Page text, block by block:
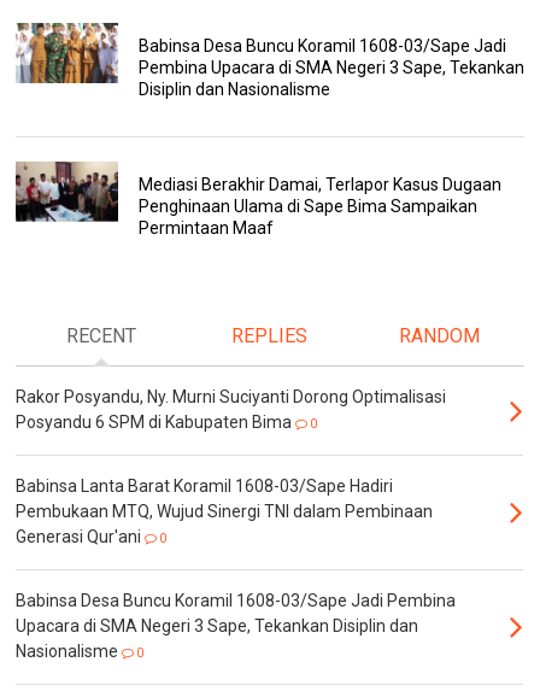
Babinsa Desa Buncu Koramil 1608-03/Sape Jadi
Pembina Upacara di SMA Negeri 3 Sape, Tekankan
Disiplin dan Nasionalisme
Mediasi Berakhir Damai, Terlapor Kasus Dugaan
Penghinaan Ulama di Sape Bima Sampaikan
Permintaan Maaf
RECENT REPLIES RANDOM
Rakor Posyandu, Ny. Murni Suciyanti Dorong Optimalisasi
Posyandu 6 SPM di Kabupaten Bima
0
Babinsa Lanta Barat Koramil 1608-03/Sape Hadiri
Pembukaan MTQ, Wujud Sinergi TNI dalam Pembinaan
Generasi Qur'ani
0
Babinsa Desa Buncu Koramil 1608-03/Sape Jadi Pembina
Upacara di SMA Negeri 3 Sape, Tekankan Disiplin dan
Nasionalisme
0